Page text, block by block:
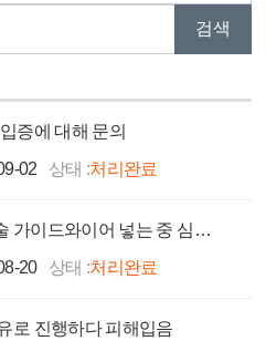
증에 대해 문의
02 상태 :처리완료
심장내과 심혈관조영술 가이드와이어 넣는 중 심정지
20 상태 :처리완료
로 진행하다 피해입음